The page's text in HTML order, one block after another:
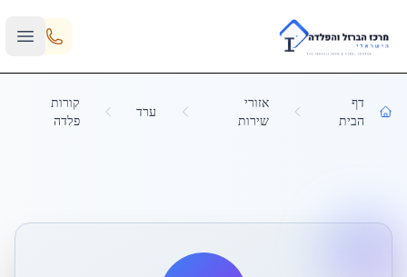
Skip to main content
דף
הבית
אזורי
שירות
ערד
קורות
פלדה